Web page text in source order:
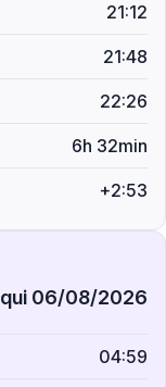
21:12
21:48
22:26
6h 32min
+2:53
qui 06/08/2026
04:59